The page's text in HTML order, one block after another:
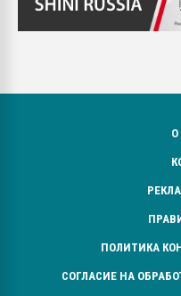
О
ПОЛИТИКА
СОГЛАСИЕ НА